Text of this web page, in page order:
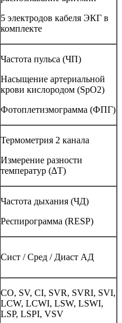
5 электродов кабеля ЭКГ в
комплекте
Частота пульса (ЧП)
Насыщение артериальной
крови кислородом (SpO2)
Фотоплетизмограмма (ФПГ)
Термометрия 2 канала
Измерение разности
температур (∆Т)
Частота дыхания (ЧД)
Респирограмма (RESP)
Сист / Сред / Диаст АД
CO, SV, CI, SVR, SVRI, SVI,
LCW, LCWI, LSW, LSWI,
LSP, LSPI, VSV